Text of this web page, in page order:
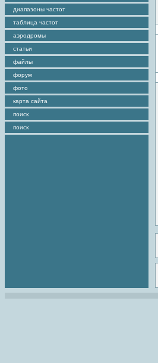
диапазоны частот
таблица частот
аэродромы
статьи
файлы
форум
фото
карта сайта
поиск
поиск